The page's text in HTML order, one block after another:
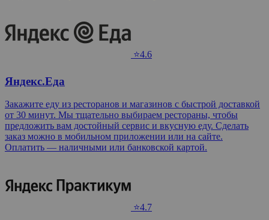
⭐4.6
Яндекс.Еда
Закажите еду из ресторанов и магазинов с быстрой доставкой
от 30 минут. Мы тщательно выбираем рестораны, чтобы
предложить вам достойный сервис и вкусную еду. Сделать
заказ можно в мобильном приложении или на сайте.
Оплатить — наличными или банковской картой.
⭐4.7